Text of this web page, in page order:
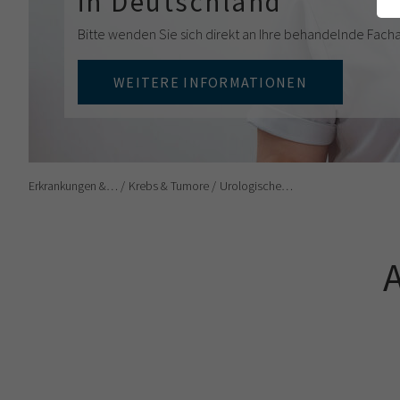
Bitte wenden Sie sich direkt an Ihre behandelnde
WEITERE INFORMATIONEN
Erkrankungen &… Krebs & Tumore Urologische…